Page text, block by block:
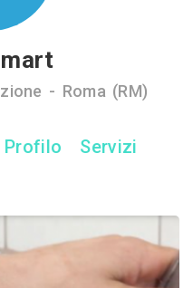
- Roma (RM)
Profilo Servizi